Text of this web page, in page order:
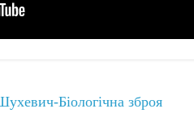
Біологічна зброя